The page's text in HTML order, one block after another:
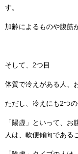
す。
加齢によるものや腹筋
そして、2つ目
体質で冷えがある人、
ただし、冷えにも2つの
「陽虚」といって、
人は、軟便傾向である